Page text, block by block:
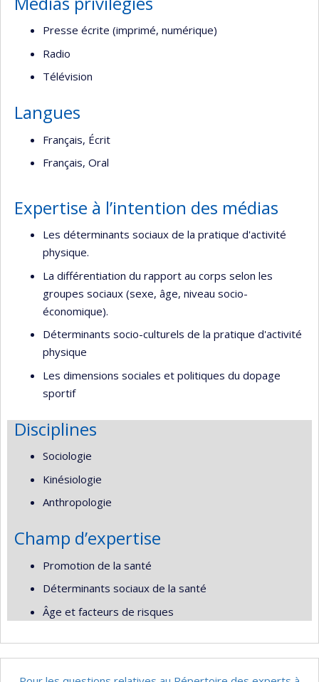
Presse écrite (imprimé, numérique)
Radio
Télévision
Langues
Français, Écrit
Français, Oral
Expertise à l’intention des médias
Les déterminants sociaux de la pratique d'activité
physique.
La différentiation du rapport au corps selon les
groupes sociaux (sexe, âge, niveau socio-
économique).
Déterminants socio-culturels de la pratique d'activité
physique
Les dimensions sociales et politiques du dopage
sportif
Disciplines
Sociologie
Kinésiologie
Anthropologie
Champ d’expertise
Promotion de la santé
Déterminants sociaux de la santé
Âge et facteurs de risques